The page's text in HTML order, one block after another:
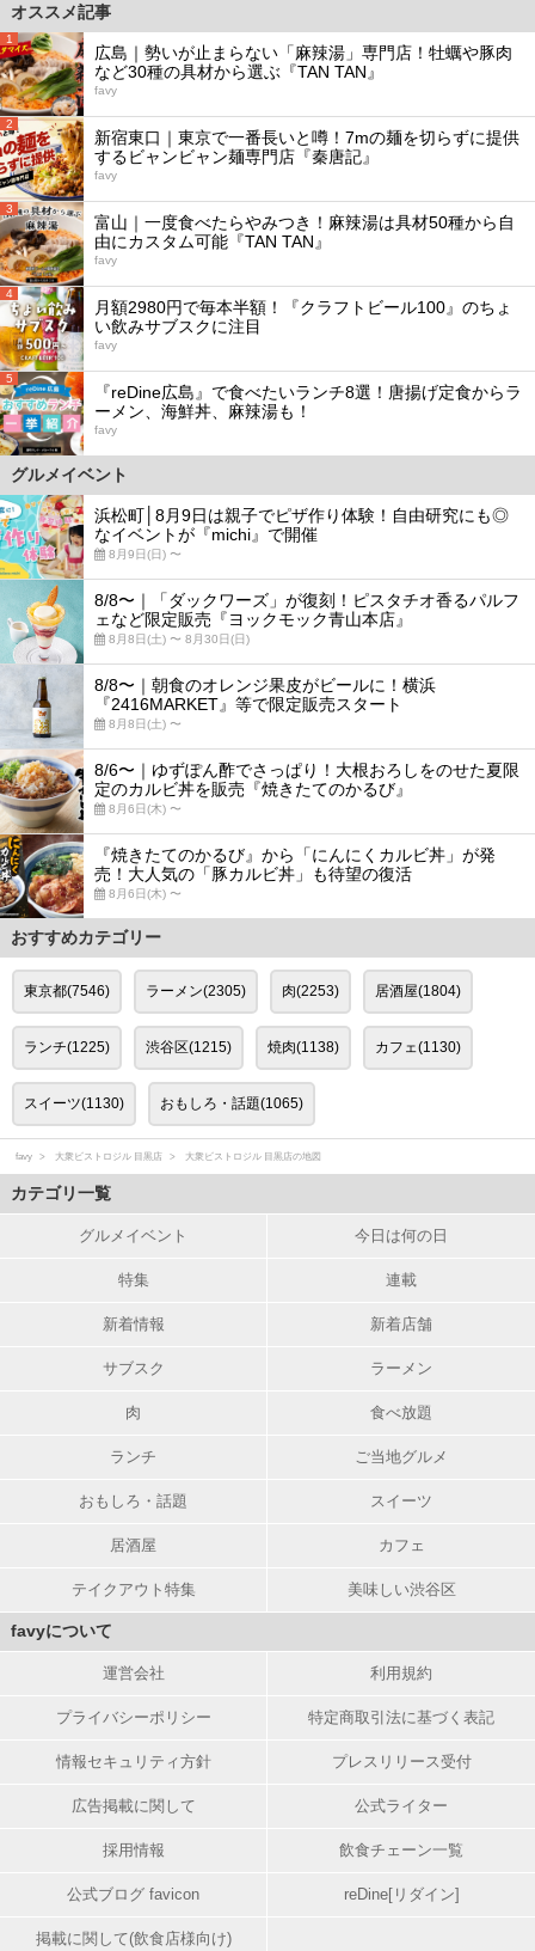
オススメ記事
1
広島｜勢いが止まらない「麻辣湯」専門店！牡蠣や豚肉
など30種の具材から選ぶ『TAN TAN』
favy
2
新宿東口｜東京で一番長いと噂！7mの麺を切らずに提供
するビャンビャン麺専門店『秦唐記』
favy
3
富山｜一度食べたらやみつき！麻辣湯は具材50種から自
由にカスタム可能『TAN TAN』
favy
4
月額2980円で毎本半額！『クラフトビール100』のちょ
い飲みサブスクに注目
favy
5
『reDine広島』で食べたいランチ8選！唐揚げ定食からラ
ーメン、海鮮丼、麻辣湯も！
favy
グルメイベント
浜松町│8月9日は親子でピザ作り体験！自由研究にも◎
なイベントが『michi』で開催
8月9日(日) 〜
8/8〜｜「ダックワーズ」が復刻！ピスタチオ香るパルフ
ェなど限定販売『ヨックモック青山本店』
8月8日(土) 〜 8月30日(日)
8/8〜｜朝食のオレンジ果皮がビールに！横浜
『2416MARKET』等で限定販売スタート
8月8日(土) 〜
8/6〜｜ゆずぽん酢でさっぱり！大根おろしをのせた夏限
定のカルビ丼を販売『焼きたてのかるび』
8月6日(木) 〜
『焼きたてのかるび』から「にんにくカルビ丼」が発
売！大人気の「豚カルビ丼」も待望の復活
8月6日(木) 〜
おすすめカテゴリー
東京都(7546) ラーメン(2305) 肉(2253) 居酒屋(1804)
ランチ(1225) 渋谷区(1215) 焼肉(1138) カフェ(1130)
スイーツ(1130) おもしろ・話題(1065)
favy 大衆ビストロジル 目黒店 大衆ビストロジル 目黒店の地図
カテゴリ一覧
グルメイベント 今日は何の日
特集 連載
新着情報 新着店舗
サブスク ラーメン
肉 食べ放題
ランチ ご当地グルメ
おもしろ・話題 スイーツ
居酒屋 カフェ
テイクアウト特集 美味しい渋谷区
favyについて
運営会社 利用規約
プライバシーポリシー 特定商取引法に基づく表記
情報セキュリティ方針 プレスリリース受付
広告掲載に関して 公式ライター
採用情報 飲食チェーン一覧
公式ブログ favicon reDine[リダイン]
掲載に関して(飲食店様向け)